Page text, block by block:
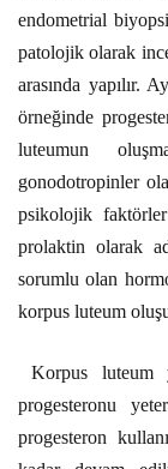
endometrial
patolojik olarak
arasında yapılır.
örneğinde
luteumun
gonodotropinler
psikolojik faktörler
prolaktin olarak
sorumlu olan
korpus luteum
Korpus luteum
progesteronu
progesteron